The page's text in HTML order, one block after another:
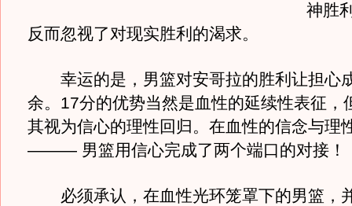
神胜
反而忽视了对现实胜利的渴求。
幸运的是，男篮对安哥拉的胜利让担心
余。17分的优势当然是血性的延续性表征，
其视为信心的理性回归。在血性的信念与理
——— 男篮用信心完成了两个端口的对接！
必须承认，在血性光环笼罩下的男篮，